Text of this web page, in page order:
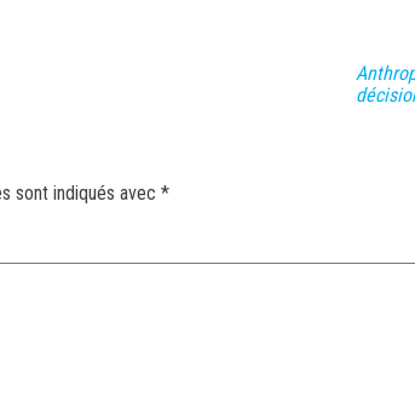
sont indiqués avec *